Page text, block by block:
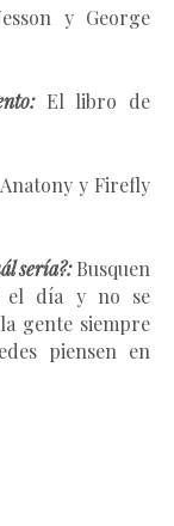
y George
El libro de
y Firefly
sería?:Busquen
el día y no se
gente siempre
piensen en